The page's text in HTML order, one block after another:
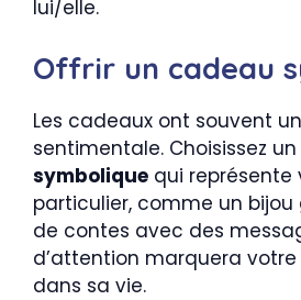
lui/elle.
Offrir un cadeau
Les cadeaux ont souvent
sentimentale. Choisissez un
symbolique qui représente
particulier, comme un bijou
de contes avec des
d’attention marquera
dans sa vie.